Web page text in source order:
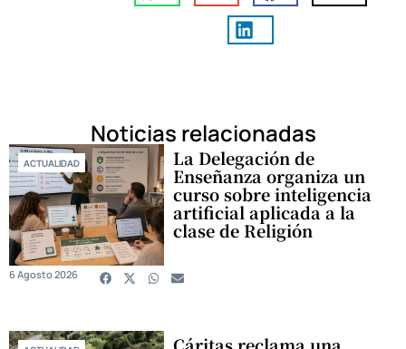
Noticias relacionadas
ACTUALIDAD La Delegación de
Enseñanza organiza un
curso sobre inteligencia
artificial aplicada a la
clase de Religión
6 Agosto 2026